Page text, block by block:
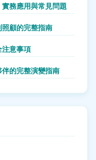
務應用與常見問題
顧的完整指南
意事項
的完整演變指南